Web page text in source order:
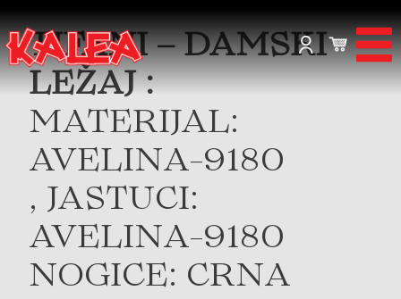
TIFANI – DAMSKI
LEŽAJ :
MATERIJAL:
AVELINA-9180
, JASTUCI:
AVELINA-9180
NOGICE: CRNA